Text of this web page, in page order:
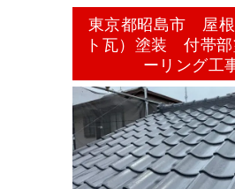
グ）東京都昭島市 屋
ト瓦）塗装 付帯
ーリング工